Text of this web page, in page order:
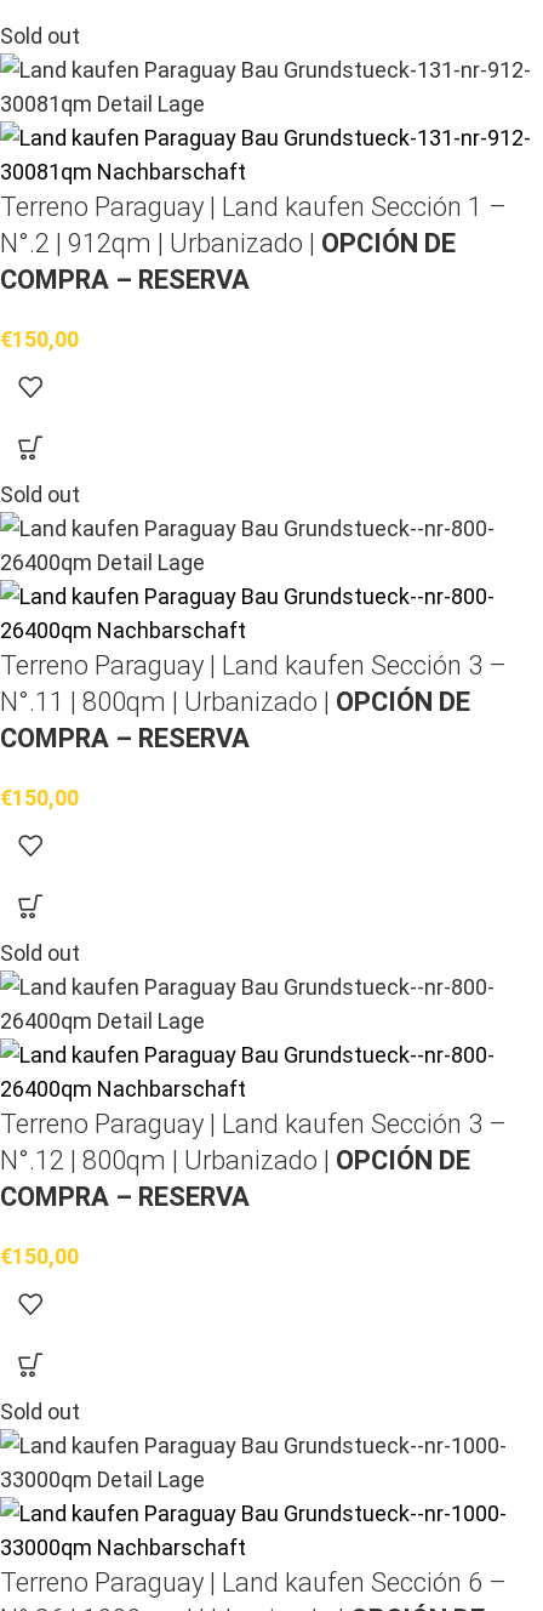
Sold out
Terreno Paraguay | Land kaufen Sección 1 –
N°.2 | 912qm | Urbanizado | OPCIÓN DE
COMPRA – RESERVA
€150,00
Sold out
Terreno Paraguay | Land kaufen Sección 3 –
N°.11 | 800qm | Urbanizado | OPCIÓN DE
COMPRA – RESERVA
€150,00
Sold out
Terreno Paraguay | Land kaufen Sección 3 –
N°.12 | 800qm | Urbanizado | OPCIÓN DE
COMPRA – RESERVA
€150,00
Sold out
Terreno Paraguay | Land kaufen Sección 6 –